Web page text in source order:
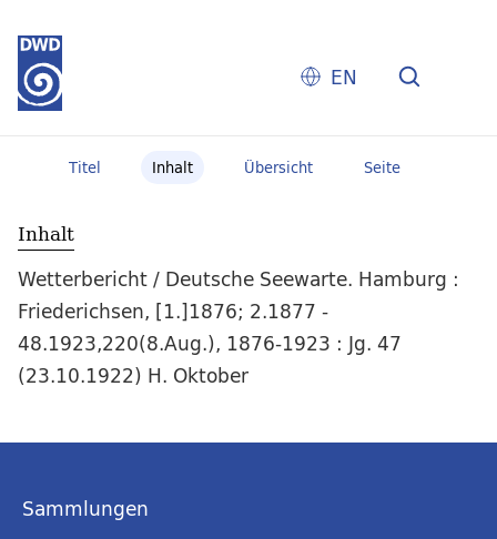
EN
Titel Inhalt Übersicht Seite
Inhalt
Wetterbericht / Deutsche Seewarte. Hamburg :
Friederichsen, [1.]1876; 2.1877 -
48.1923,220(8.Aug.), 1876-1923 : Jg. 47
(23.10.1922) H. Oktober
Sammlungen